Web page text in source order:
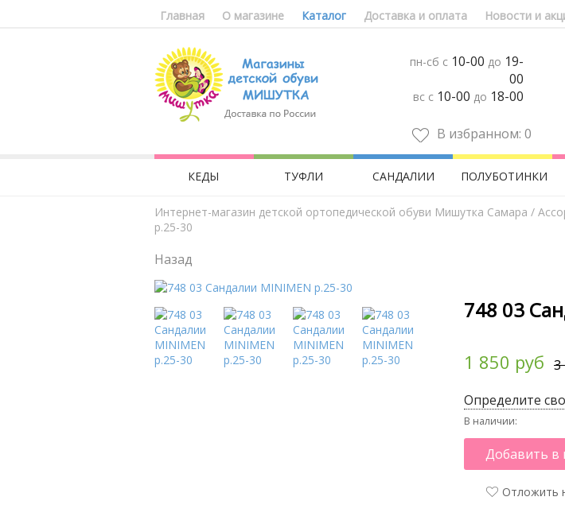
Главная О магазине Каталог Доставка и оплата Новости и
пн-сб с 10-00 до 19-
00
вс с 10-00 до 18-00
В избранном: 0
КЕДЫ ТУФЛИ САНДАЛИИ ПОЛУБОТИНКИ
Интернет-магазин детской ортопедической обуви Мишутка Самара /
р.25-30
Назад
748 03
1 850 руб 3
Определите
В наличии:
Добавить в
Отложить